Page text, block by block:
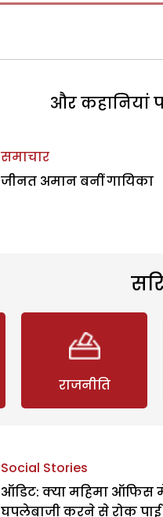
और कहानियां
समाचार
जीनत अमान बनीं गायिका
राजनीति
Social Stories
ऑडिट: क्या महिमा ऑफिस
घपलेबाजी करने से रोक पाई